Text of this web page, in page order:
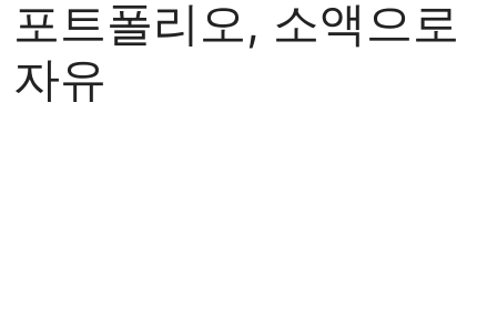
트폴리오, 소액으로
유